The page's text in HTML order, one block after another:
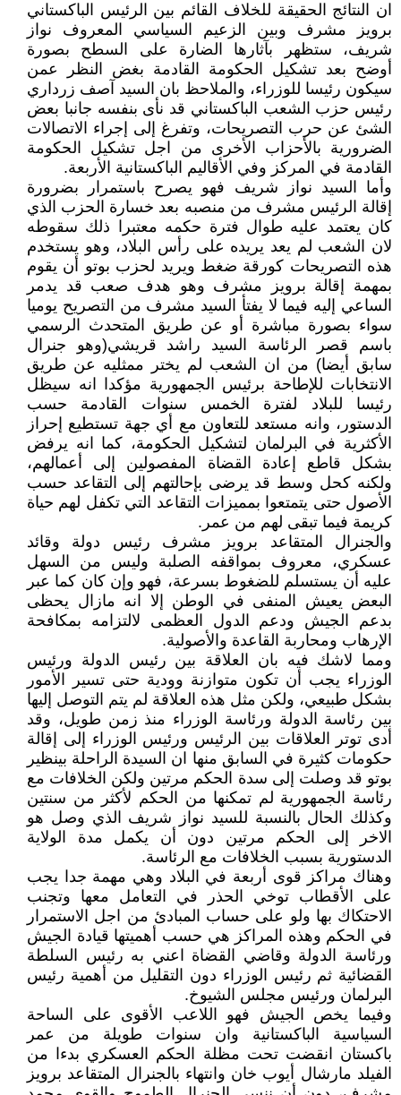
ان النتائج الحقيقة للخلاف القائم بين الرئيس الباكستاني
برويز مشرف وبين الزعيم السياسي المعروف نواز
شريف، ستظهر بآثارها الضارة على السطح بصورة
أوضح بعد تشكيل الحكومة القادمة بغض النظر عمن
سيكون رئيسا للوزراء، والملاحظ بان السيد آصف زرداري
رئيس حزب الشعب الباكستاني قد نأى بنفسه جانبا بعض
الشئ عن حرب التصريحات، وتفرغ إلى إجراء الاتصالات
الضرورية بالأحزاب الأخرى من اجل تشكيل الحكومة
القادمة في المركز وفي الأقاليم الباكستانية الأربعة.
وأما السيد نواز شريف فهو يصرح باستمرار بضرورة
إقالة الرئيس مشرف من منصبه بعد خسارة الحزب الذي
كان يعتمد عليه طوال فترة حكمه معتبرا ذلك سقوطه
لان الشعب لم يعد يريده على رأس البلاد، وهو يستخدم
هذه التصريحات كورقة ضغط ويريد لحزب بوتو أن يقوم
بمهمة إقالة برويز مشرف وهو هدف صعب قد يدمر
الساعي إليه فيما لا يفتأ السيد مشرف من التصريح يوميا
سواء بصورة مباشرة أو عن طريق المتحدث الرسمي
باسم قصر الرئاسة السيد راشد قريشي(وهو جنرال
سابق أيضا) من ان الشعب لم يختر ممثليه عن طريق
الانتخابات للإطاحة برئيس الجمهورية مؤكدا انه سيظل
رئيسا للبلاد لفترة الخمس سنوات القادمة حسب
الدستور، وانه مستعد للتعاون مع أي جهة تستطيع إحراز
الأكثرية في البرلمان لتشكيل الحكومة، كما انه يرفض
بشكل قاطع إعادة القضاة المفصولين إلى أعمالهم،
ولكنه كحل وسط قد يرضى بإحالتهم إلى التقاعد حسب
الأصول حتى يتمتعوا بمميزات التقاعد التي تكفل لهم حياة
كريمة فيما تبقى لهم من عمر.
والجنرال المتقاعد برويز مشرف رئيس دولة وقائد
عسكري، معروف بمواقفه الصلبة وليس من السهل
عليه أن يستسلم للضغوط بسرعة، فهو وإن كان كما عبر
البعض يعيش المنفى في الوطن إلا انه مازال يحظى
بدعم الجيش ودعم الدول العظمى لالتزامه بمكافحة
الإرهاب ومحاربة القاعدة والأصولية.
ومما لاشك فيه بان العلاقة بين رئيس الدولة ورئيس
الوزراء يجب أن تكون متوازنة وودية حتى تسير الأمور
بشكل طبيعي، ولكن مثل هذه العلاقة لم يتم التوصل إليها
بين رئاسة الدولة ورئاسة الوزراء منذ زمن طويل، وقد
أدى توتر العلاقات بين الرئيس ورئيس الوزراء إلى إقالة
حكومات كثيرة في السابق منها ان السيدة الراحلة بينظير
بوتو قد وصلت إلى سدة الحكم مرتين ولكن الخلافات مع
رئاسة الجمهورية لم تمكنها من الحكم لأكثر من سنتين
وكذلك الحال بالنسبة للسيد نواز شريف الذي وصل هو
الاخر إلى الحكم مرتين دون أن يكمل مدة الولاية
الدستورية بسبب الخلافات مع الرئاسة.
وهناك مراكز قوى أربعة في البلاد وهي مهمة جدا يجب
على الأقطاب توخي الحذر في التعامل معها وتجنب
الاحتكاك بها ولو على حساب المبادئ من اجل الاستمرار
في الحكم وهذه المراكز هي حسب أهميتها قيادة الجيش
ورئاسة الدولة وقاضي القضاة اعني به رئيس السلطة
القضائية ثم رئيس الوزراء دون التقليل من أهمية رئيس
البرلمان ورئيس مجلس الشيوخ.
وفيما يخص الجيش فهو اللاعب الأقوى على الساحة
السياسية الباكستانية وان سنوات طويلة من عمر
باكستان انقضت تحت مظلة الحكم العسكري بدءا من
الفيلد مارشال أيوب خان وانتهاء بالجنرال المتقاعد برويز